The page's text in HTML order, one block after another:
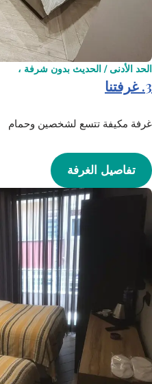
الحد الأدنى / الحديث بدون شرفة ،
3. غرفتنا
غرفة مكيفة تتسع لشخصين وحمام
تفاصيل الغرفة